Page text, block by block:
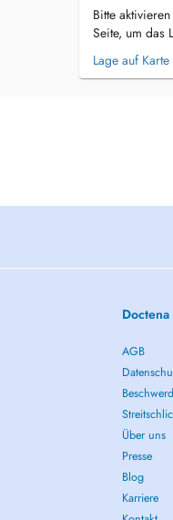
Bitte
Seite, um das
Lage auf
Doctena
AGB
Über uns
Presse
Blog
Karriere